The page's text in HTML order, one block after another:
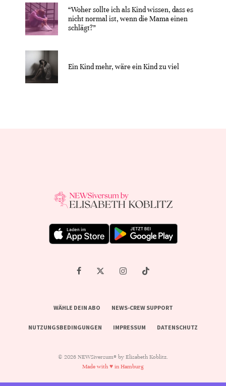
“Woher sollte ich als Kind wissen, dass es
nicht normal ist, wenn die Mama einen
schlägt?”
Ein Kind mehr, wäre ein Kind zu viel
WÄHLE DEIN ABO NEWS-CREW SUPPORT
NUTZUNGSBEDINGUNGEN IMPRESSUM DATENSCHUTZ
© 2026 NEWSiversum® by Elisabeth Koblitz.
Made with ♥ in Hamburg